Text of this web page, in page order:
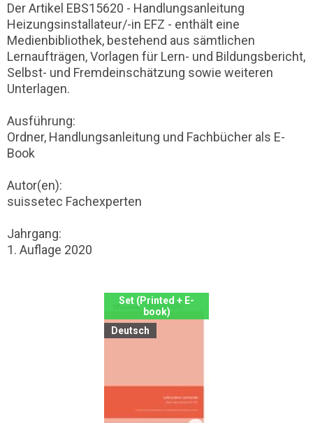
Der Artikel EBS15620 - Handlungsanleitung
Heizungsinstallateur/-in EFZ - enthält eine
Medienbibliothek, bestehend aus sämtlichen
Lernaufträgen, Vorlagen für Lern- und Bildungsbericht,
Selbst- und Fremdeinschätzung sowie weiteren
Unterlagen.
Ausführung:
Ordner, Handlungsanleitung und Fachbücher als E-
Book
Autor(en):
suissetec Fachexperten
Jahrgang:
1. Auflage 2020
Set (Printed + E-
book)
Deutsch